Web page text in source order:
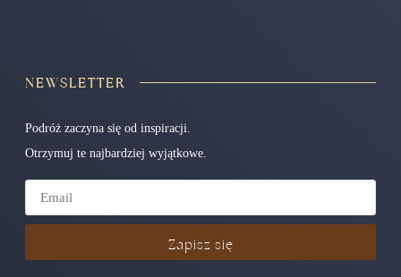
NEWSLETTER
Podróż zaczyna się od inspiracji.
Otrzymuj te najbardziej wyjątkowe.
Zapisz się